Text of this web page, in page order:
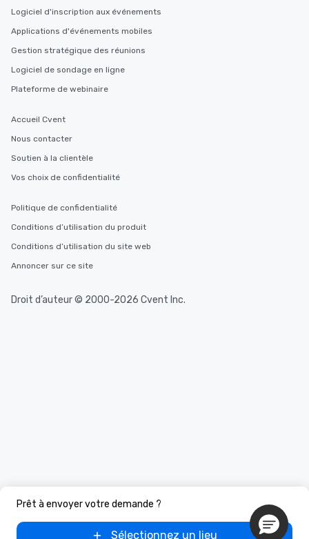
Prêt à envoyer votre demande ?
Sélectionnez un lieu
Logiciel d'inscription aux événements
Applications d'événements mobiles
Gestion stratégique des réunions
Logiciel de sondage en ligne
Plateforme de webinaire
Accueil Cvent
Nous contacter
Soutien à la clientèle
Vos choix de confidentialité
Politique de confidentialité
Conditions d’utilisation du produit
Conditions d’utilisation du site web
Annoncer sur ce site
Droit d’auteur © 2000-2026 Cvent Inc.